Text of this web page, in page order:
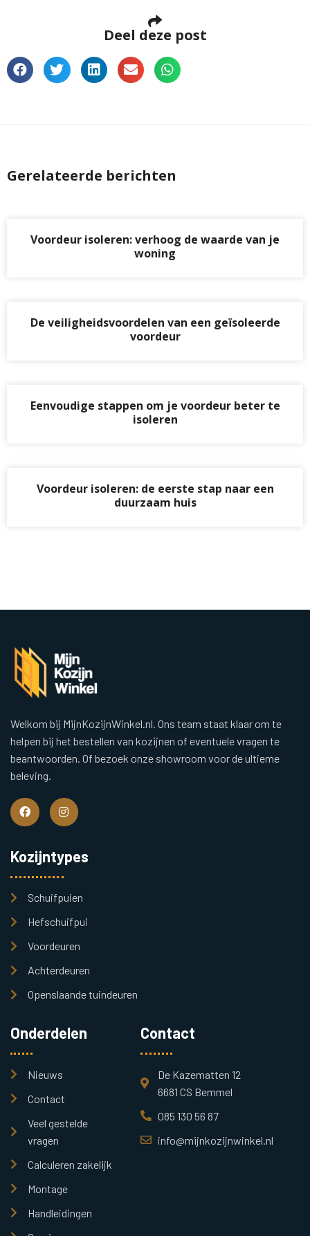
Deel deze post
Gerelateerde berichten
Voordeur isoleren: verhoog de waarde van je
woning
De veiligheidsvoordelen van een geïsoleerde
voordeur
Eenvoudige stappen om je voordeur beter te
isoleren
Voordeur isoleren: de eerste stap naar een
duurzaam huis
Welkom bij MijnKozijnWinkel.nl. Ons team staat klaar om te
helpen bij het bestellen van kozijnen of eventuele vragen te
beantwoorden. Of bezoek onze showroom voor de ultieme
beleving.
Kozijntypes
Schuifpuien
Hefschuifpui
Voordeuren
Achterdeuren
Openslaande tuindeuren
Onderdelen
Nieuws
Contact
Veel gestelde
vragen
Calculeren zakelijk
Montage
Handleidingen
Contact
De Kazematten 12
6681 CS Bemmel
085 130 56 87
info@mijnkozijnwinkel.nl